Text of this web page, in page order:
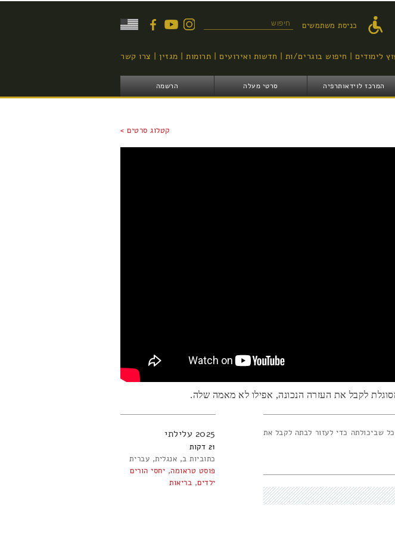
העיקרי
טופס חיפוש כניסת משתמשים
לימודים חיפוש בוגרים/ות חדשות ואירועים תרומות מגזין צרו קשר
המרכז לוידאותרפיה סרטי מעלה הרשמה
קטלוג סרטים >
לקבל את העזרה הנכונה, אפילו לא מאמה שלה.
שביכולתה כדי לעזור לבתה לקבל את
2025 עלילתי
21
כתוביות ב אנגלית עברית
פוסט טראומה, יחסי הורים
ילדים, בריאות